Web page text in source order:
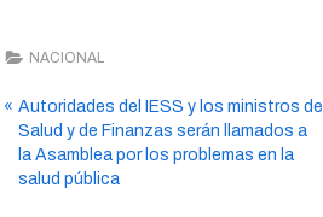
NACIONAL
Autoridades del IESS y los ministros de
Salud y de Finanzas serán llamados a
la Asamblea por los problemas en la
salud pública